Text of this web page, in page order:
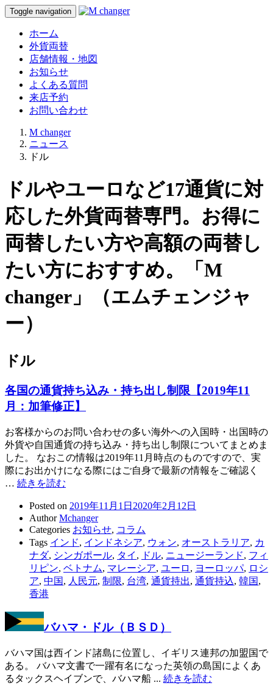
Toggle navigation
ホーム
外貨両替
店舗情報・地図
お知らせ
よくある質問
来店予約
お問い合わせ
M changer
ニュース
ドル
ドルやユーロなど17通貨に対
応した外貨両替専門。お得に
両替したい方や高額の両替し
たい方におすすめ。「M
changer」（エムチェンジャ
ー）
ドル
各国の通貨持ち込み・持ち出し制限【2019年11
月：加筆修正】
お客様からのお問い合わせの多い海外への入国時・出国時の
外貨や自国通貨の持ち込み・持ち出し制限についてまとめま
した。 なおこの情報は2019年11月時点のものですので、実
際にお出かけになる際にはご自身で最新の情報をご確認く
… 続きを読む
Posted on 2019年11月1日 2020年2月12日
AuthorMchanger
Categories お知らせ, コラム
Tags インド, インドネシア, ウォン, オーストラリア, カ
ナダ, シンガポール, タイ , ドル, ニュージーランド, フィ
リピン, ベトナム, マレーシア, ユーロ , ヨーロッパ, ロシ
ア, 中国, 人民元, 制限, 台湾, 通貨持出, 通貨持込, 韓国,
香港
バハマ・ドル（ＢＳＤ）
バハマ国は西インド諸島に位置し、イギリス連邦の加盟国で
ある。 バハマ文書で一躍有名になった英領の島国によくあ
るタックスヘイブンで、バハマ船 ... 続きを読む